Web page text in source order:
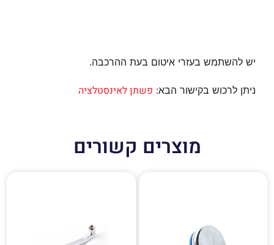
יש להשתמש בעזרי איטום בעת ההרכבה.
ניתן לרכוש בקישור הבא: פשתן לאינסטלציה
מוצרים קשורים